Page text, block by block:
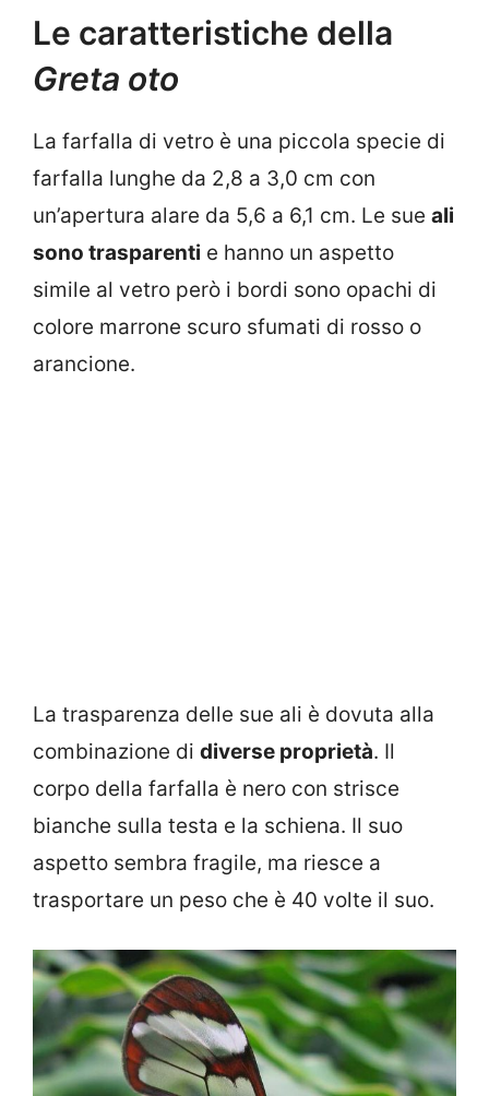
Le caratteristiche della
Greta oto
La farfalla di vetro è una piccola specie di
farfalla lunghe da 2,8 a 3,0 cm con
un’apertura alare da 5,6 a 6,1 cm. Le sue ali
sono trasparenti e hanno un aspetto
simile al vetro però i bordi sono opachi di
colore marrone scuro sfumati di rosso o
arancione.
La trasparenza delle sue ali è dovuta alla
combinazione di diverse proprietà. Il
corpo della farfalla è nero con strisce
bianche sulla testa e la schiena. Il suo
aspetto sembra fragile, ma riesce a
trasportare un peso che è 40 volte il suo.